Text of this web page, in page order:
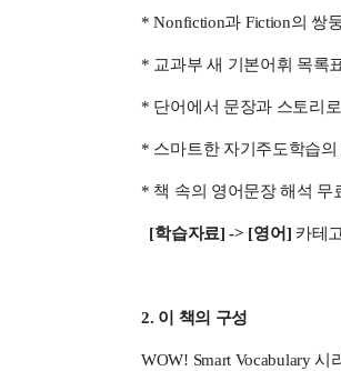
* Nonfiction과 Fiction의 쌍
* 교과부 새 기본어휘 목록
* 단어에서 문장과 스토리
* 스마트한 자기주도학습의
* 책 속의 영어문장 해석 무
[학습자료] -> [영어] 카테
2. 이 책의 구성
WOW! Smart Vocabulary